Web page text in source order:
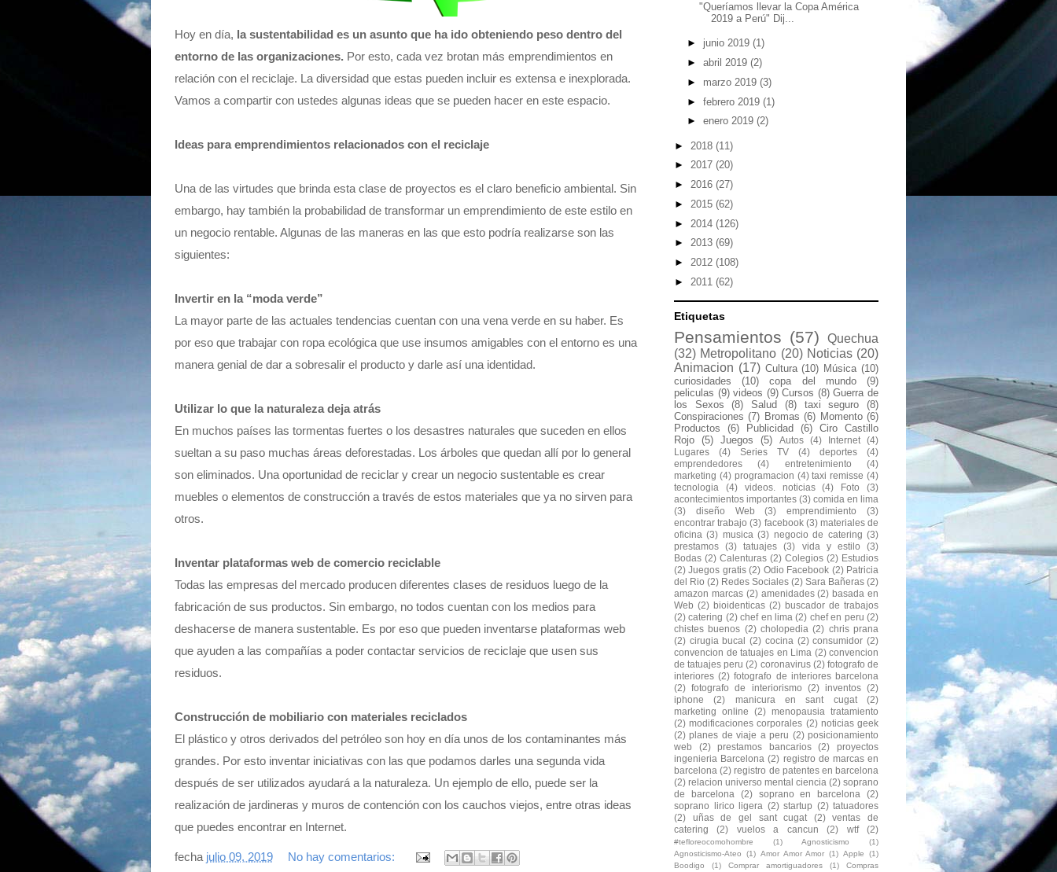
Hoy en día, la sustentabilidad es un asunto que ha ido obteniendo peso dentro del
entorno de las organizaciones. Por esto, cada vez brotan más emprendimientos en
relación con el reciclaje. La diversidad que estas pueden incluir es extensa e inexplorada.
Vamos a compartir con ustedes algunas ideas que se pueden hacer en este espacio.
Ideas para emprendimientos relacionados con el reciclaje
Una de las virtudes que brinda esta clase de proyectos es el claro beneficio ambiental. Sin
embargo, hay también la probabilidad de transformar un emprendimiento de este estilo en
un negocio rentable. Algunas de las maneras en las que esto podría realizarse son las
siguientes:
Invertir en la “moda verde”
La mayor parte de las actuales tendencias cuentan con una vena verde en su haber. Es
por eso que trabajar con ropa ecológica que use insumos amigables con el entorno es una
manera genial de dar a sobresalir el producto y darle así una identidad.
Utilizar lo que la naturaleza deja atrás
En muchos países las tormentas fuertes o los desastres naturales que suceden en ellos
sueltan a su paso muchas áreas deforestadas. Los árboles que quedan allí por lo general
son eliminados. Una oportunidad de reciclar y crear un negocio sustentable es crear
muebles o elementos de construcción a través de estos materiales que ya no sirven para
otros.
Inventar plataformas web de comercio reciclable
Todas las empresas del mercado producen diferentes clases de residuos luego de la
fabricación de sus productos. Sin embargo, no todos cuentan con los medios para
deshacerse de manera sustentable. Es por eso que pueden inventarse plataformas web
que ayuden a las compañías a poder contactar servicios de reciclaje que usen sus
residuos.
Construcción de mobiliario con materiales reciclados
El plástico y otros derivados del petróleo son hoy en día unos de los contaminantes más
grandes. Por esto inventar iniciativas con las que podamos darles una segunda vida
después de ser utilizados ayudará a la naturaleza. Un ejemplo de ello, puede ser la
realización de jardineras y muros de contención con los cauchos viejos, entre otras ideas
que puedes encontrar en Internet.
fecha julio 09, 2019
No hay comentarios:
"Queríamos llevar la Copa América
2019 a Perú" Dij...
► junio 2019 (1)
► abril 2019 (2)
► marzo 2019 (3)
► febrero 2019 (1)
► enero 2019 (2)
► 2018 (11)
► 2017 (20)
► 2016 (27)
► 2015 (62)
► 2014 (126)
► 2013 (69)
► 2012 (108)
► 2011 (62)
Etiquetas
Pensamientos (57)
Quechua
(32) Metropolitano (20) Noticias (20)
Animacion (17) Cultura (10) Música (10)
curiosidades
(10) copa del mundo
(9)
peliculas (9) videos (9) Cursos (8) Guerra de
los Sexos
(8) Salud (8) taxi seguro
(8)
Conspiraciones (7) Bromas (6) Momento (6)
Productos
(6) Publicidad (6) Ciro Castillo
Rojo (5) Juegos (5) Autos (4) Internet
(4)
Lugares
(4) Series TV (4) deportes
(4)
emprendedores
(4) entretenimiento
(4)
marketing (4) programacion (4) taxi remisse (4)
tecnologia
(4) videos. noticias (4) Foto
(3)
acontecimientos importantes (3) comida en lima
(3)
diseño Web (3) emprendimiento
(3)
encontrar trabajo (3) facebook (3) materiales de
oficina (3) musica (3) negocio de catering (3)
prestamos
(3) tatuajes (3) vida y estilo
(3)
Bodas (2) Calenturas (2) Colegios (2) Estudios
(2) Juegos gratis (2) Odio Facebook (2) Patricia
del Rio (2) Redes Sociales (2) Sara Bañeras (2)
amazon marcas (2) amenidades (2) basada en
Web (2) bioidenticas (2) buscador de trabajos
(2) catering (2) chef en lima (2) chef en peru (2)
chistes buenos (2) cholopedia (2) chris prana
(2) cirugia bucal (2) cocina (2) consumidor (2)
convencion de tatuajes en Lima (2) convencion
de tatuajes peru (2) coronavirus (2) fotografo de
interiores (2) fotografo de interiores barcelona
(2) fotografo de interiorismo (2) inventos (2)
iphone
(2) manicura en sant cugat
(2)
marketing online
(2) menopausia tratamiento
(2) modificaciones corporales (2) noticias geek
(2) planes de viaje a peru (2) posicionamiento
web
(2) prestamos bancarios (2)
proyectos
ingenieria Barcelona (2) registro de marcas en
barcelona (2) registro de patentes en barcelona
(2) relacion universo mental ciencia (2) soprano
de barcelona
(2) soprano en barcelona
(2)
soprano lirico ligera (2) startup (2) tatuadores
(2)
uñas de gel sant cugat (2)
ventas de
catering
(2) vuelos a cancun (2) wtf (2)
#tefloreocomohombre (1) Agnosticismo
(1)
Agnosticismo-Ateo
(1) Amor Amor Amor (1) Apple
(1)
Boodigo
(1) Comprar amortiguadores (1)
Compras